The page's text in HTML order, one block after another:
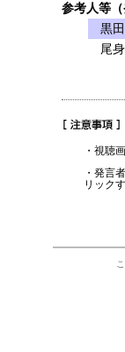
参考人等（
黒田
尾身
・視聴
・発言
リック